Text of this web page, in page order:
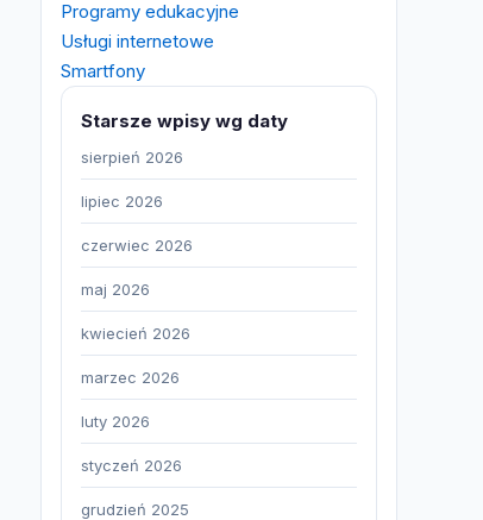
Programy edukacyjne
Usługi internetowe
Smartfony
Starsze wpisy wg daty
sierpień 2026
lipiec 2026
czerwiec 2026
maj 2026
kwiecień 2026
marzec 2026
luty 2026
styczeń 2026
grudzień 2025